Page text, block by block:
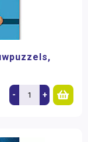
- +